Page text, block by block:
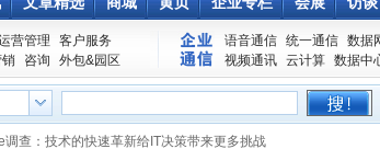
营管理
客户服务
咨询 外包&园区
语音通信 统一通信 数据
视频通讯 云计算 数据中
调查：技术的快速革新给IT决策带来更多挑战